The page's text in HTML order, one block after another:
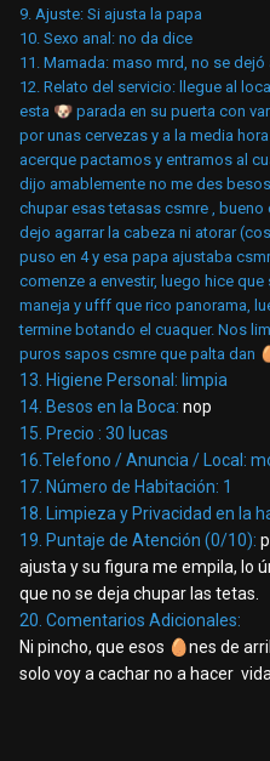
9. Ajuste: Si ajusta la papa
10. Sexo anal: no da dice
11. Mamada: maso mrd, no se dejó
12. Relato del servicio: llegue al
esta 🐶 parada en su puerta con
por unas cervezas y a la media
acerque pactamos y entramos al
dijo amablemente no me des
chupar esas tetasas csmre ,
dejo agarrar la cabeza ni atorar
puso en 4 y esa papa ajustaba
comenze a envestir, luego hice
maneja y ufff que rico panorama,
termine botando el cuaquer. Nos
puros sapos csmre que palta dan
13. Higiene Personal: limpia
14. Besos en la Boca: nop
15. Precio : 30 lucas
16.Telefono / Anuncia / Local:
17. Número de Habitación: 1
18. Limpieza y Privacidad en la
19. Puntaje de Atención (0/10):
ajusta y su figura me empila, lo
que no se deja chupar las tetas.
20. Comentarios Adicionales:
Ni pincho, que esos 🥚nes de
solo voy a cachar no a hacer